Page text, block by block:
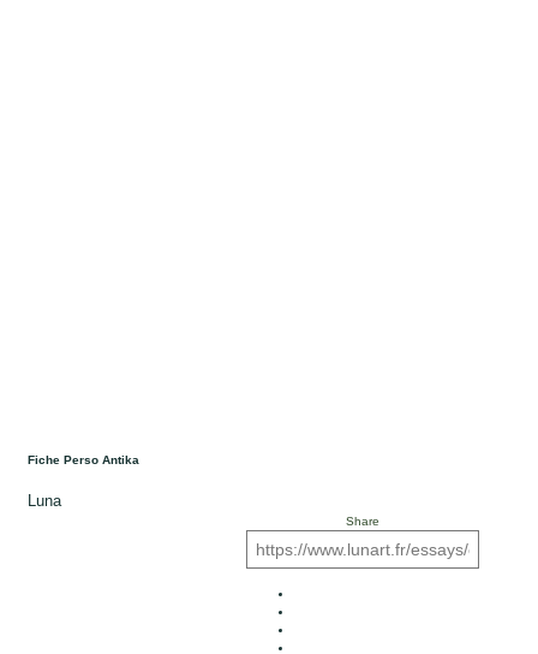
Fiche Perso Antika
Luna
Share